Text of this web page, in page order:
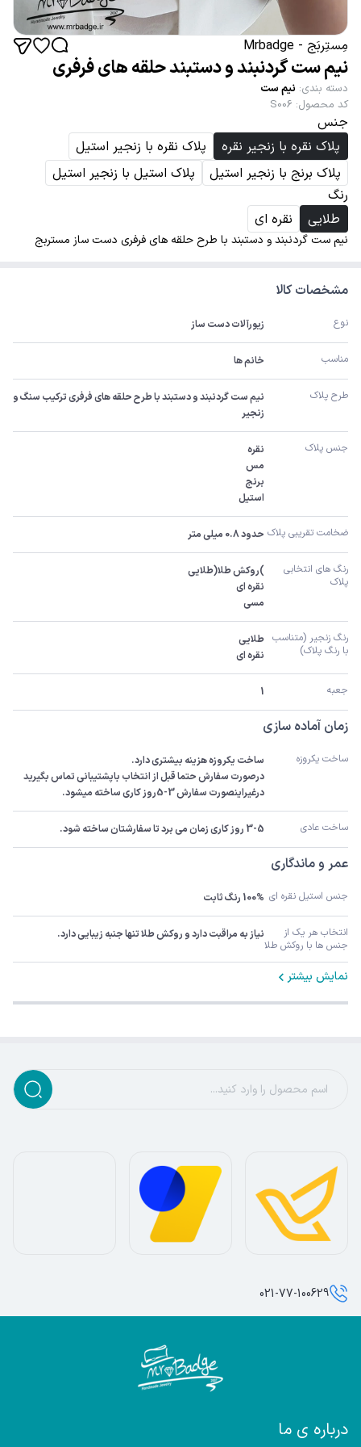
مِستِربَج - Mrbadge
نیم ست گردنبند و دستبند حلقه های فرفری
دسته بندی: نیم ست
کد محصول:
S006
جنس
پلاک نقره با زنجیر نقره
پلاک نقره با زنجیر استیل
پلاک برنج با زنجیر استیل
پلاک استیل با زنجیر استیل
رنگ
طلایی
نقره ای
نیم ست گردنبند و دستبند با طرح حلقه های فرفری دست ساز مستربج
مشخصات کالا
نوع زیورآلات دست ساز
مناسب خانم ها
طرح پلاک
زنجیر
جنس پلاک
استیل
ضخامت تقریبی پلاک حدود 0.8 میلی متر
پلاک
مسی
با رنگ پلاک)
نقره ای
جعبه 1
زمان آماده سازی
ساخت یکروزه
درغیراینصورت سفارش 3-5روز کاری ساخته میشود.
ساخت عادی 3-5 روز کاری زمان می برد تا سفارشتان ساخته شود.
عمر و ماندگاری
جنس استیل نقره ای 100% رنگ ثابت
جنس ها با روکش طلا
نیاز به مراقبت دارد و روکش طلا تنها جنبه زیبایی دارد.
نمایش بیشتر
درباره ی ما
021-77-100629